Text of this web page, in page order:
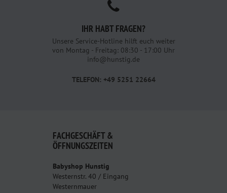
IHR HABT FRAGEN?
Unsere Service-Hotline hilft euch weiter
von Montag - Freitag: 08:30 - 17:00 Uhr
info@hunstig.de
TELEFON: +49 5251 22664
FACHGESCHÄFT &
ÖFFNUNGSZEITEN
Babyshop Hunstig
Westernstr. 40 / Eingang
Westernmauer